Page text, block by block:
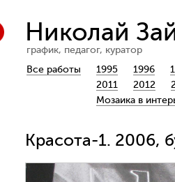
Николай
график, педагог, куратор
Все работы
1995 1996
2011
2012
Мозаика в
Красота-1. 2006,